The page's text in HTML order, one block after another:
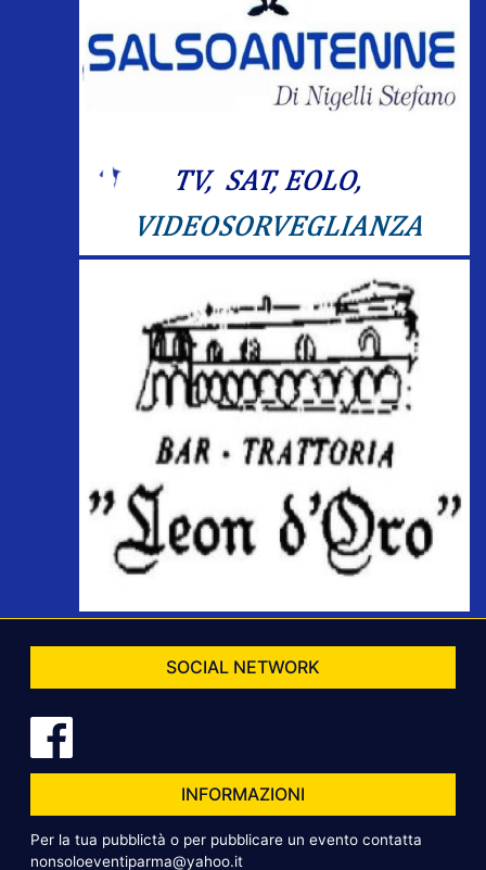
SOCIAL NETWORK
INFORMAZIONI
Per la tua pubblictà o per pubblicare un evento contatta
nonsoloeventiparma@yahoo.it